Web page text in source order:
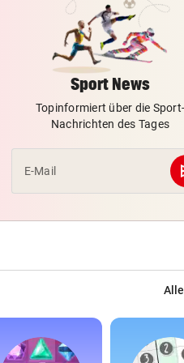
Sport News
Topinformiert über die Sport-
Nachrichten des Tages
E-Mail